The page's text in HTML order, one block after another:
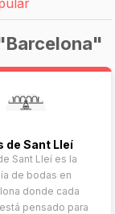
de Sant Lleí
Sant Lleí es la
de bodas en
donde cada
pensado para